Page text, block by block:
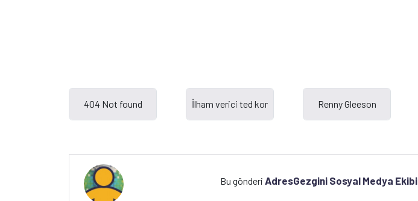
Bu gönderi AdresGezgini Sosyal Medya Ekibi